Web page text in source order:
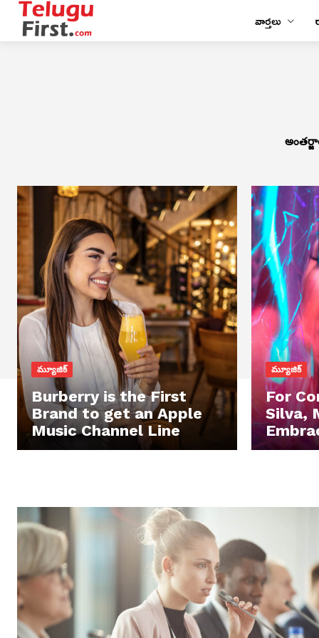
వార్తలు
మ్యూజిక్
Burberry is the First
Brand to get an Apple
Music Channel Line
మ్యూజిక్
For
Silva,